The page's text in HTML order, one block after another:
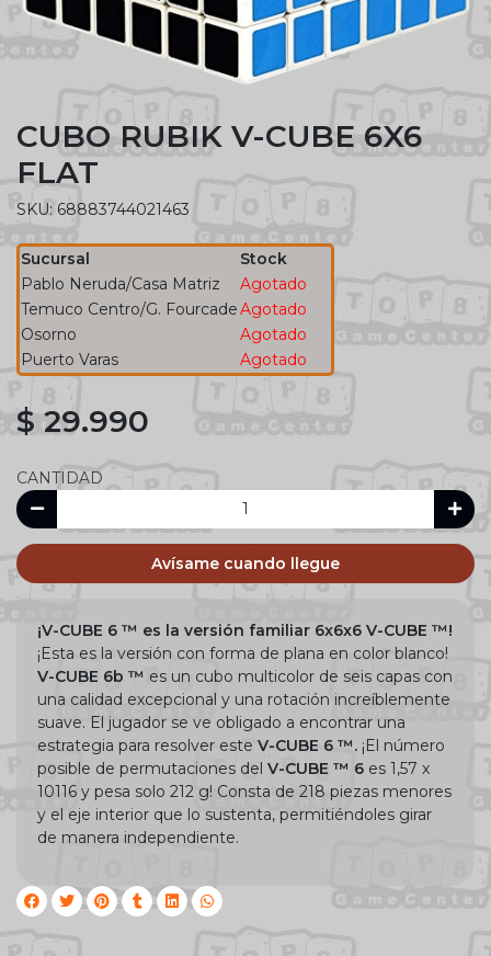
CUBO RUBIK V-CUBE 6X6
FLAT
SKU: 68883744021463
Sucursal
Stock
Pablo Neruda/Casa Matriz
Agotado
Temuco Centro/G. FourcadeAgotado
Osorno
Agotado
Puerto Varas
Agotado
$ 29.990
CANTIDAD
Avísame cuando llegue
¡V-CUBE 6 ™ es la versión familiar 6x6x6 V-CUBE ™!
¡Esta es la versión con forma de plana en color blanco!
V-CUBE 6b ™ es un cubo multicolor de seis capas con
una calidad excepcional y una rotación increíblemente
suave. El jugador se ve obligado a encontrar una
estrategia para resolver este V-CUBE 6 ™. ¡El número
posible de permutaciones del V-CUBE ™ 6 es 1,57 x
10116 y pesa solo 212 g! Consta de 218 piezas menores
y el eje interior que lo sustenta, permitiéndoles girar
de manera independiente.